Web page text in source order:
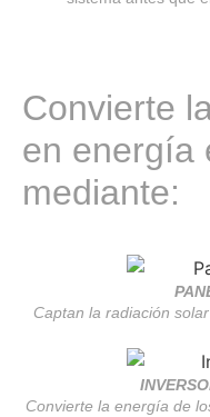
Convierte
en energía
mediante:
Captan la radiación
Convierte la energía de